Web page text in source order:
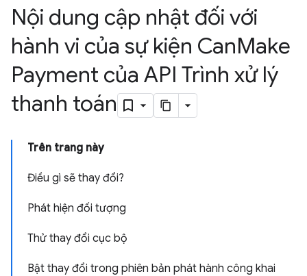
Nội dung cập nhật đối với
hành vi của sự kiện CanMake
Payment của API Trình xử lý
thanh toán
Trên trang này
Điều gì sẽ thay đổi?
Phát hiện đối tượng
Thử thay đổi cục bộ
Bật thay đổi trong phiên bản phát hành công khai